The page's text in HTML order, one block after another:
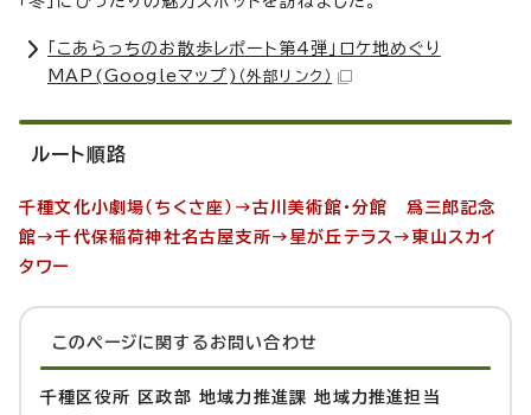
「こあらっちのお散歩レポート第4弾」ロケ地めぐり
MAP(Googleマップ) （外部リンク）
ルート順路
千種文化小劇場（ちくさ座）→古川美術館・分館 爲三郎記念
館→千代保稲荷神社名古屋支所→星が丘テラス→東山スカイ
タワー
このページに関する お問い合わせ
千種区役所 区政部 地域力推進課 地域力推進担当